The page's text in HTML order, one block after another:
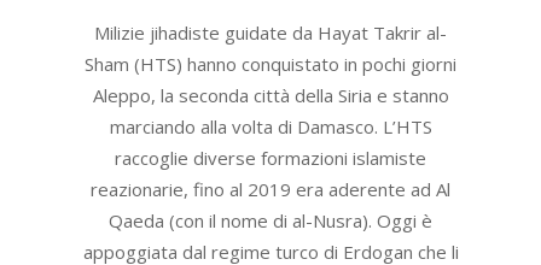
Milizie jihadiste guidate da Hayat Takrir al-
Sham (HTS) hanno conquistato in pochi giorni
Aleppo, la seconda città della Siria e stanno
marciando alla volta di Damasco. L’HTS
raccoglie diverse formazioni islamiste
reazionarie, fino al 2019 era aderente ad Al
Qaeda (con il nome di al-Nusra). Oggi è
appoggiata dal regime turco di Erdogan che li